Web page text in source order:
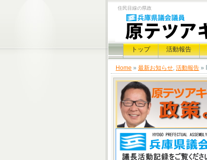
住民目線の県政
トップ 活動報告
Home » 最新お知らせ, 活動報告 »